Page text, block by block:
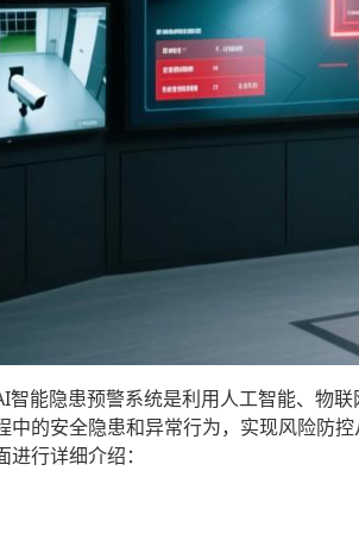
智能隐患预警系统是利用人工智能、物
中的安全隐患和异常行为，实现风险防
行详细介绍：